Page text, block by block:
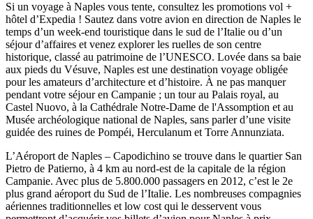
Si un voyage à Naples vous tente, consultez les promotions vol +
hôtel d’Expedia ! Sautez dans votre avion en direction de Naples le
temps d’un week-end touristique dans le sud de l’Italie ou d’un
séjour d’affaires et venez explorer les ruelles de son centre
historique, classé au patrimoine de l’UNESCO. Lovée dans sa baie
aux pieds du Vésuve, Naples est une destination voyage obligée
pour les amateurs d’architecture et d’histoire. À ne pas manquer
pendant votre séjour en Campanie ; un tour au Palais royal, au
Castel Nuovo, à la Cathédrale Notre-Dame de l'Assomption et au
Musée archéologique national de Naples, sans parler d’une visite
guidée des ruines de Pompéi, Herculanum et Torre Annunziata.
L’Aéroport de Naples – Capodichino se trouve dans le quartier San
Pietro de Patierno, à 4 km au nord-est de la capitale de la région
Campanie. Avec plus de 5.800.000 passagers en 2012, c’est le 2e
plus grand aéroport du Sud de l’Italie. Les nombreuses compagnies
aériennes traditionnelles et low cost qui le desservent vous